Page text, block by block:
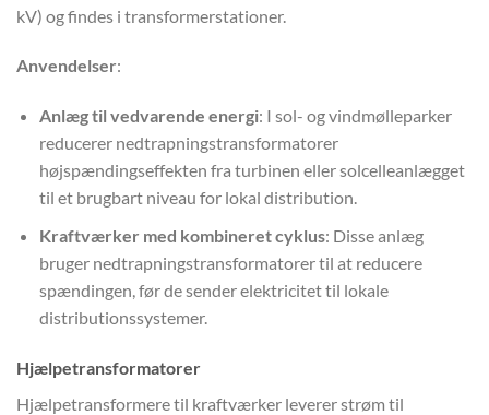
kV) og findes i transformerstationer.
Anvendelser:
Anlæg til vedvarende energi: I sol- og vindmølleparker
reducerer nedtrapningstransformatorer
højspændingseffekten fra turbinen eller solcelleanlægget
til et brugbart niveau for lokal distribution.
Kraftværker med kombineret cyklus: Disse anlæg
bruger nedtrapningstransformatorer til at reducere
spændingen, før de sender elektricitet til lokale
distributionssystemer.
Hjælpetransformatorer
Hjælpetransformere til kraftværker leverer strøm til